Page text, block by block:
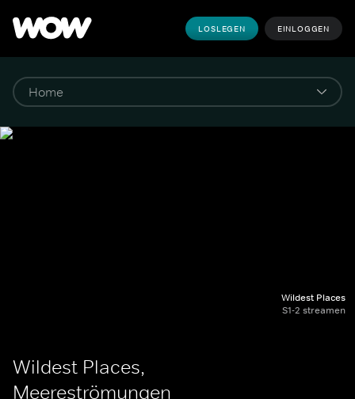
LOSLEGEN EINLOGGEN
Wildest Places
S1-2 streamen
Wildest Places,
Meereströmungen